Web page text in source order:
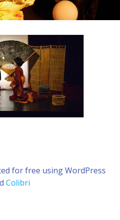
for free using WordPress
Colibri